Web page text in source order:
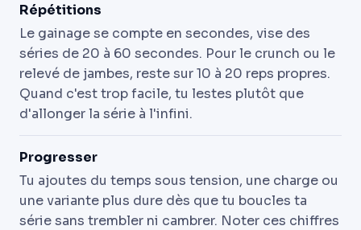
Répétitions
Le gainage se compte en secondes, vise des
séries de 20 à 60 secondes. Pour le crunch ou le
relevé de jambes, reste sur 10 à 20 reps propres.
Quand c'est trop facile, tu lestes plutôt que
d'allonger la série à l'infini.
Progresser
Tu ajoutes du temps sous tension, une charge ou
une variante plus dure dès que tu boucles ta
série sans trembler ni cambrer. Noter ces chiffres